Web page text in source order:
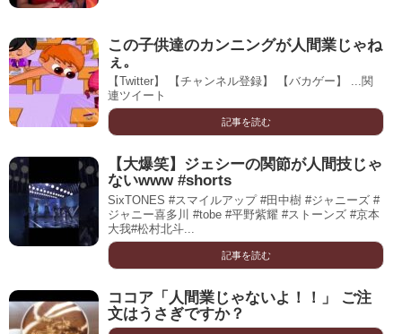
この子供達のカンニングが人間業じゃね
ぇ。
【Twitter】 【チャンネル登録】 【バカゲー】 ...関
連ツイート
記事を読む
【大爆笑】ジェシーの関節が人間技じゃ
ないwww #shorts
SixTONES #スマイルアップ #田中樹 #ジャニーズ #
ジャニー喜多川 #tobe #平野紫耀 #ストーンズ #京本
大我#松村北斗...
記事を読む
ココア「人間業じゃないよ！！」 ご注
文はうさぎですか？